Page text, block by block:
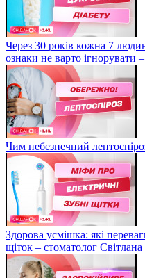
Через 30 років кожна 7
ознаки не варто ігнорувати
Чим небезпечний
Здорова усмішка: які
щіток – стоматолог